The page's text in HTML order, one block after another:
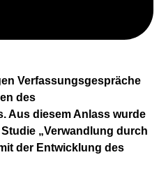
Verfassungsgespräche
des
Aus diesem Anlass wurde
„Verwandlung durch
der Entwicklung des